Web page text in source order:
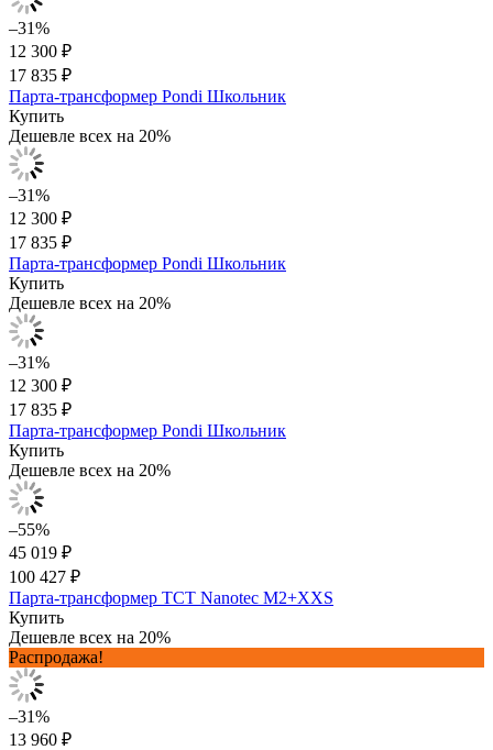
–31%
12 300 ₽
17 835 ₽
Парта-трансформер Pondi Школьник
Купить
Дешевле всех на 20%
–31%
12 300 ₽
17 835 ₽
Парта-трансформер Pondi Школьник
Купить
Дешевле всех на 20%
–31%
12 300 ₽
17 835 ₽
Парта-трансформер Pondi Школьник
Купить
Дешевле всех на 20%
–55%
45 019 ₽
100 427 ₽
Парта-трансформер TCT Nanotec M2+XXS
Купить
Дешевле всех на 20%
Распродажа!
–31%
13 960 ₽